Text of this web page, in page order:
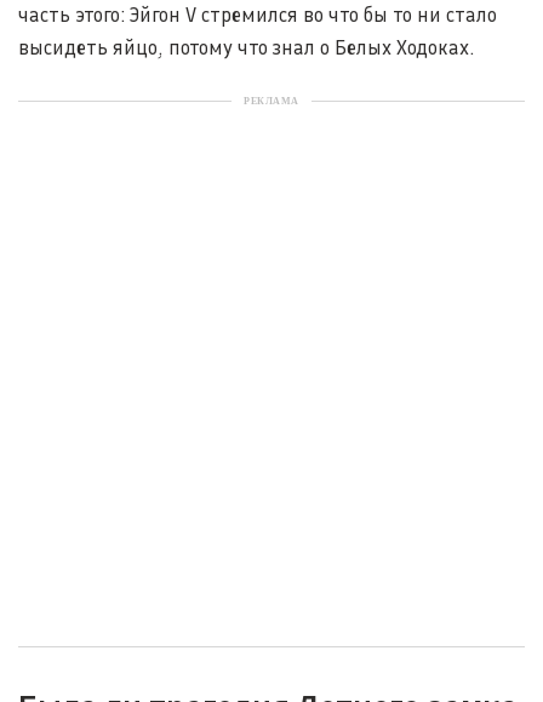
часть этого: Эйгон V стремился во что бы то ни стало
высидеть яйцо, потому что знал о Белых Ходоках.
РЕКЛАМА